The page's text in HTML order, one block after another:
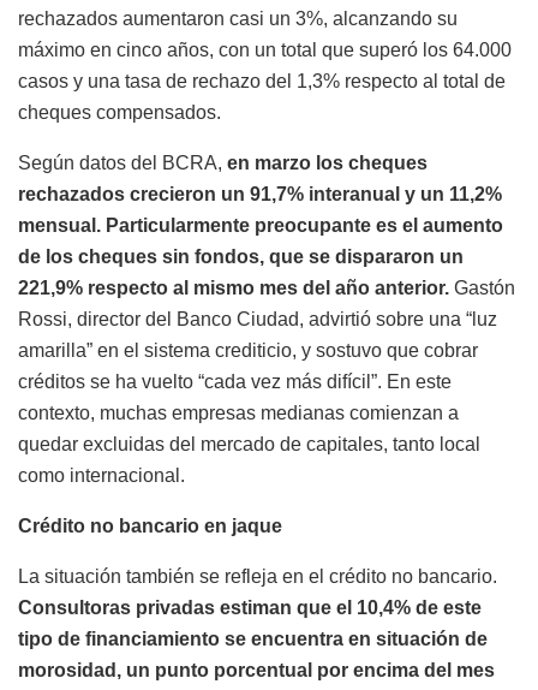
rechazados aumentaron casi un 3%, alcanzando su
máximo en cinco años, con un total que superó los 64.000
casos y una tasa de rechazo del 1,3% respecto al total de
cheques compensados.
Según datos del BCRA, en marzo los cheques
rechazados crecieron un 91,7% interanual y un 11,2%
mensual. Particularmente preocupante es el aumento
de los cheques sin fondos, que se dispararon un
221,9% respecto al mismo mes del año anterior. Gastón
Rossi, director del Banco Ciudad, advirtió sobre una “luz
amarilla” en el sistema crediticio, y sostuvo que cobrar
créditos se ha vuelto “cada vez más difícil”. En este
contexto, muchas empresas medianas comienzan a
quedar excluidas del mercado de capitales, tanto local
como internacional.
Crédito no bancario en jaque
La situación también se refleja en el crédito no bancario.
Consultoras privadas estiman que el 10,4% de este
tipo de financiamiento se encuentra en situación de
morosidad, un punto porcentual por encima del mes